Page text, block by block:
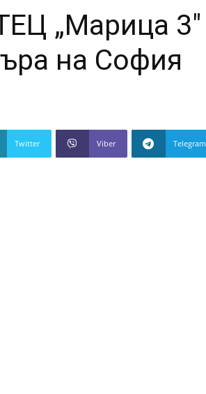
„Марица 3″
на София
Twitter Viber Telegram